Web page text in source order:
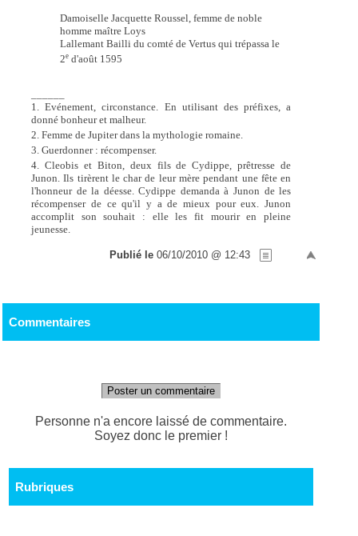
Damoiselle Jacquette Roussel, femme de noble
homme maître Loys
Lallemant Bailli du comté de Vertus qui trépassa le
2e d'août 1595
1. Evénement, circonstance. En utilisant des préfixes, a
donné bonheur et malheur.
2. Femme de Jupiter dans la mythologie romaine.
3. Guerdonner : récompenser.
4. Cleobis et Biton, deux fils de Cydippe, prêtresse de
Junon. Ils tirèrent le char de leur mère pendant une fête en
l'honneur de la déesse. Cydippe demanda à Junon de les
récompenser de ce qu'il y a de mieux pour eux. Junon
accomplit son souhait : elle les fit mourir en pleine
jeunesse.
Publié le 06/10/2010 @ 12:43
Commentaires
Poster un commentaire
Personne n'a encore laissé de commentaire.
Soyez donc le premier !
Rubriques